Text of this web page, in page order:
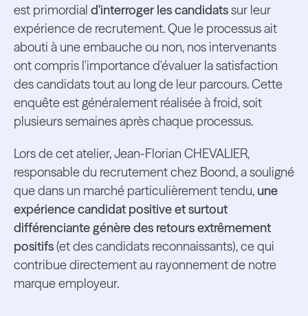
est primordial d'interroger les candidatssur leur
expérience de recrutement. Que le processus ait
abouti à une embauche ou non, nos intervenants
ont compris l'importance d'évaluer la satisfaction
des candidats tout au long de leur parcours. Cette
enquête est généralement réalisée à froid, soit
plusieurs semaines après chaque processus.
Lors de cet atelier, Jean-Florian CHEVALIER,
responsable du recrutement chez Boond, a souligné
que dans un marché particulièrement tendu, une
expérience candidat positive et surtout
différenciante génère des retours extrêmement
positifs(et des candidats reconnaissants), ce qui
contribue directement au rayonnement de notre
marque employeur.